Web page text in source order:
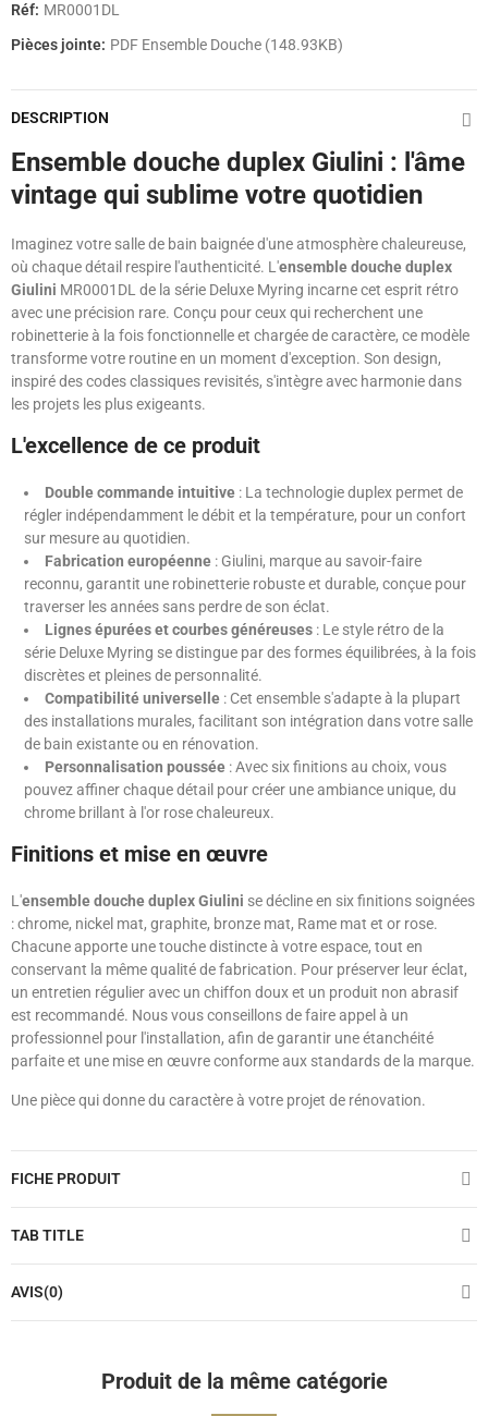
Réf: MR0001DL
Pièces jointe: PDF Ensemble Douche (148.93KB)
DESCRIPTION
Ensemble douche duplex Giulini : l'âme
vintage qui sublime votre quotidien
Imaginez votre salle de bain baignée d'une atmosphère chaleureuse,
où chaque détail respire l'authenticité. L'ensemble douche duplex
Giulini MR0001DL de la série Deluxe Myring incarne cet esprit rétro
avec une précision rare. Conçu pour ceux qui recherchent une
robinetterie à la fois fonctionnelle et chargée de caractère, ce modèle
transforme votre routine en un moment d'exception. Son design,
inspiré des codes classiques revisités, s'intègre avec harmonie dans
les projets les plus exigeants.
L'excellence de ce produit
Double commande intuitive : La technologie duplex permet de
régler indépendamment le débit et la température, pour un confort
sur mesure au quotidien.
Fabrication européenne : Giulini, marque au savoir-faire
reconnu, garantit une robinetterie robuste et durable, conçue pour
traverser les années sans perdre de son éclat.
Lignes épurées et courbes généreuses : Le style rétro de la
série Deluxe Myring se distingue par des formes équilibrées, à la fois
discrètes et pleines de personnalité.
Compatibilité universelle : Cet ensemble s'adapte à la plupart
des installations murales, facilitant son intégration dans votre salle
de bain existante ou en rénovation.
Personnalisation poussée : Avec six finitions au choix, vous
pouvez affiner chaque détail pour créer une ambiance unique, du
chrome brillant à l'or rose chaleureux.
Finitions et mise en œuvre
L'ensemble douche duplex Giulini se décline en six finitions soignées
: chrome, nickel mat, graphite, bronze mat, Rame mat et or rose.
Chacune apporte une touche distincte à votre espace, tout en
conservant la même qualité de fabrication. Pour préserver leur éclat,
un entretien régulier avec un chiffon doux et un produit non abrasif
est recommandé. Nous vous conseillons de faire appel à un
professionnel pour l'installation, afin de garantir une étanchéité
parfaite et une mise en œuvre conforme aux standards de la marque.
Une pièce qui donne du caractère à votre projet de rénovation.
FICHE PRODUIT
TAB TITLE
AVIS(0)
Produit de la même catégorie